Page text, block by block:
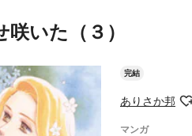
咲いた（３）
完結
ありさか邦
マンガ